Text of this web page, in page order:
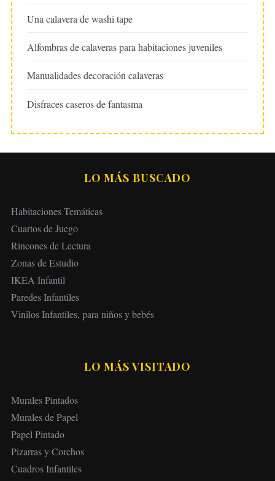
Una calavera de washi tape
Alfombras de calaveras para habitaciones juveniles
Manualidades decoración calaveras
Disfraces caseros de fantasma
LO MÁS BUSCADO
Habitaciones Temáticas
Cuartos de Juego
Rincones de Lectura
Zonas de Estudio
IKEA Infantil
Paredes Infantiles
Vinilos Infantiles, para niños y bebés
LO MÁS VISITADO
Murales Pintados
Murales de Papel
Papel Pintado
Pizarras y Corchos
Cuadros Infantiles